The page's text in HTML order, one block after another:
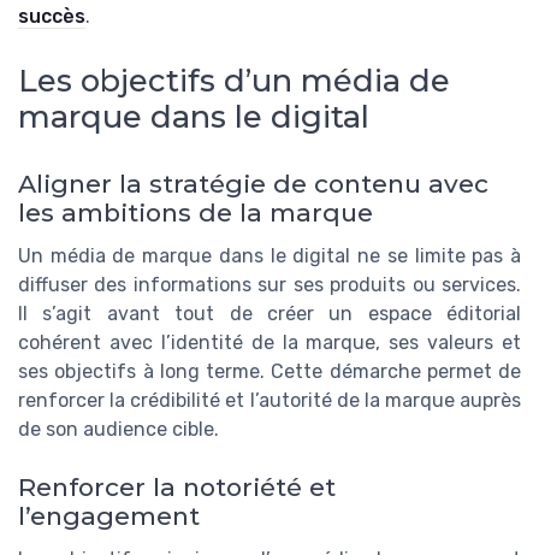
succès.
Les objectifs d’un média de
marque dans le digital
Aligner la stratégie de contenu avec
les ambitions de la marque
Un média de marque dans le digital ne se limite pas à
diffuser des informations sur ses produits ou services.
Il s’agit avant tout de créer un espace éditorial
cohérent avec l’identité de la marque, ses valeurs et
ses objectifs à long terme. Cette démarche permet de
renforcer la crédibilité et l’autorité de la marque auprès
de son audience cible.
Renforcer la notoriété et
l’engagement